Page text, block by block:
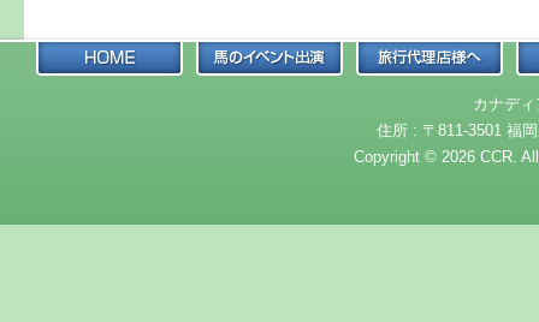
カナデ
住所 : 〒811-3501 福
Copyright © 2026 CCR.